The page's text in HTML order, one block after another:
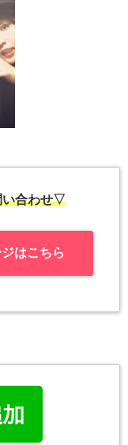
い合わせ▽
はこちら